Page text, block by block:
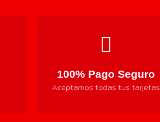
100% Pago Seguro
Aceptamos todas tus tarjetas